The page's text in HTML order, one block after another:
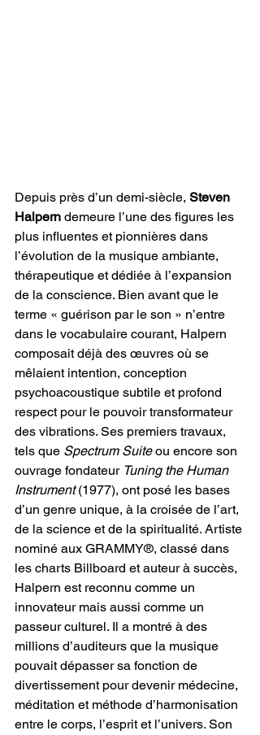
Depuis près d’un demi-siècle, Steven
Halpern demeure l’une des figures les
plus influentes et pionnières dans
l’évolution de la musique ambiante,
thérapeutique et dédiée à l’expansion
de la conscience. Bien avant que le
terme « guérison par le son » n’entre
dans le vocabulaire courant, Halpern
composait déjà des œuvres où se
mêlaient intention, conception
psychoacoustique subtile et profond
respect pour le pouvoir transformateur
des vibrations. Ses premiers travaux,
tels que Spectrum Suite ou encore son
ouvrage fondateur Tuning the Human
Instrument (1977), ont posé les bases
d’un genre unique, à la croisée de l’art,
de la science et de la spiritualité. Artiste
nominé aux GRAMMY®, classé dans
les charts Billboard et auteur à succès,
Halpern est reconnu comme un
innovateur mais aussi comme un
passeur culturel. Il a montré à des
millions d’auditeurs que la musique
pouvait dépasser sa fonction de
divertissement pour devenir médecine,
méditation et méthode d’harmonisation
entre le corps, l’esprit et l’univers. Son